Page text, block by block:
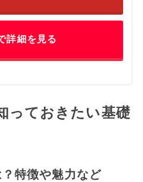
詳細を見る
っておきたい基礎
特徴や魅力など